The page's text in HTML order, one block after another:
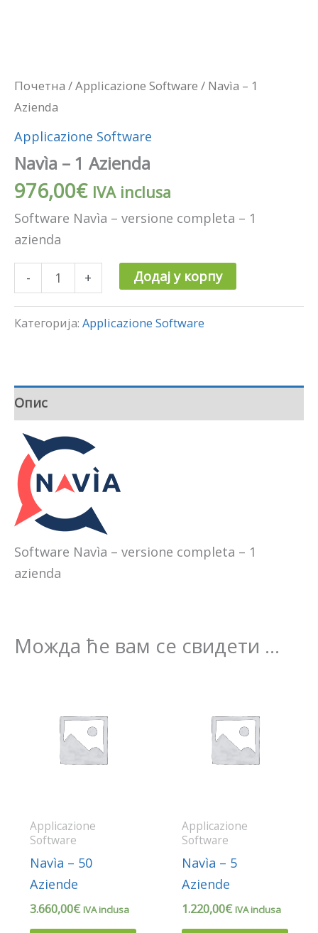
Почетна /Applicazione Software / Navìa – 1
Azienda
Applicazione Software
Navìa – 1 Azienda
976,00€ IVA inclusa
Software Navìa – versione completa – 1
azienda
- + Додај у корпу
Категорија: Applicazione Software
Опис
Software Navìa – versione completa – 1
azienda
Можда ће вам се свидети …
Applicazione
Software
Navìa – 50
Aziende
3.660,00€ IVA inclusa
Applicazione
Software
Navìa – 5
Aziende
1.220,00€ IVA inclusa